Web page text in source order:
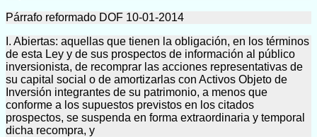
Párrafo reformado DOF 10-01-2014
I. Abiertas: aquellas que tienen la obligación, en los términos
de esta Ley y de sus prospectos de información al público
inversionista, de recomprar las acciones representativas de
su capital social o de amortizarlas con Activos Objeto de
Inversión integrantes de su patrimonio, a menos que
conforme a los supuestos previstos en los citados
prospectos, se suspenda en forma extraordinaria y temporal
dicha recompra, y